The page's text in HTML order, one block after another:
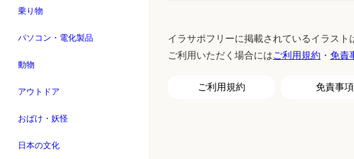
乗り物
パソコン・電化製品
動物
アウトドア
おばけ・妖怪
日本の文化
イラサポフリーに掲載されているイラスト
ご利用いただく場合にはご利用規約 ・ 免責
ご利用規約 免責事項